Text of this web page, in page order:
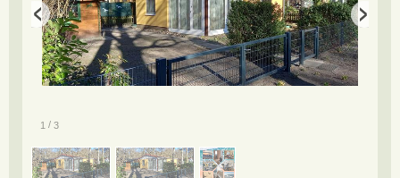
1 / 3